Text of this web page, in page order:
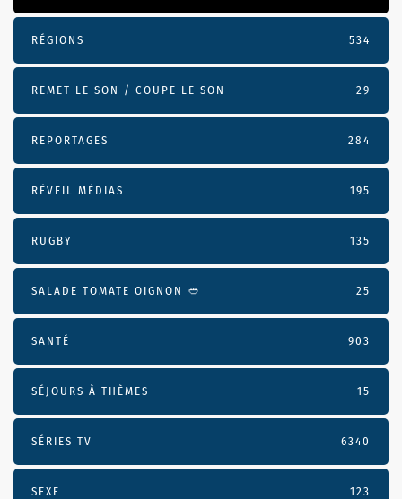
RÉGIONS 534
REMET LE SON / COUPE LE SON 29
REPORTAGES 284
RÉVEIL MÉDIAS 195
RUGBY 135
SALADE TOMATE OIGNON 🥙 25
SANTÉ 903
SÉJOURS À THÈMES 15
SÉRIES TV 6340
SEXE 123